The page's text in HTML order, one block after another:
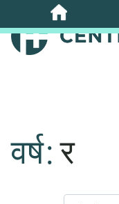
सामग्रीमा
जानुहोस्
वर्ष:र